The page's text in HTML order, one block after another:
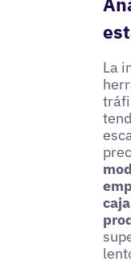
La